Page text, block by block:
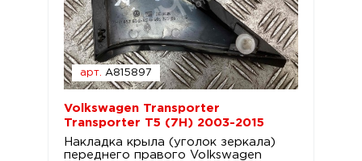
арт. A815897
Volkswagen Transporter
Transporter T5 (7H) 2003-2015
Накладка крыла (уголок зеркала)
переднего правого Volkswagen